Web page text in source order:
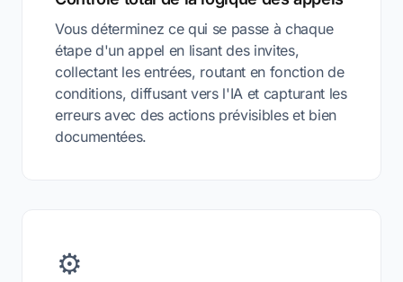
Vous déterminez ce qui se passe à chaque
étape d'un appel en lisant des invites,
collectant les entrées, routant en fonction de
conditions, diffusant vers l'IA et capturant les
erreurs avec des actions prévisibles et bien
documentées.
⚙️